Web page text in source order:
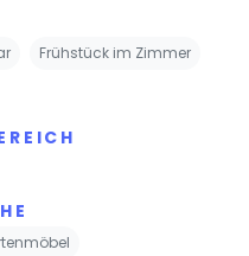
Frühstück im Zimmer